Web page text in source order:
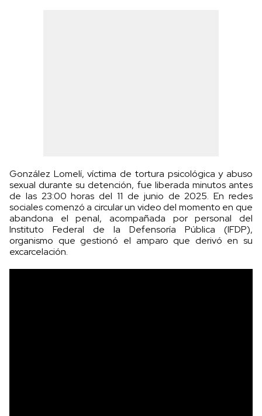
González Lomelí, víctima de tortura psicológica y abuso
sexual durante su detención, fue liberada minutos antes
de las 23:00 horas del 11 de junio de 2025. En redes
sociales comenzó a circular un video del momento en que
abandona el penal, acompañada por personal del
Instituto Federal de la Defensoría Pública (IFDP),
organismo que gestionó el amparo que derivó en su
excarcelación.